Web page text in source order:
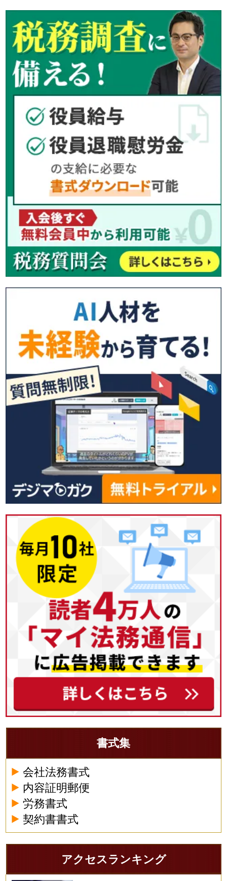
書式集
会社法務書式
内容証明郵便
労務書式
契約書書式
アクセスランキング